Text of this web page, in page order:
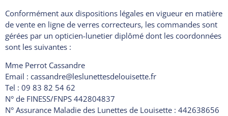
Conformément aux dispositions légales en vigueur en matière
de vente en ligne de verres correcteurs, les commandes sont
gérées par un opticien-lunetier diplômé dont les coordonnées
sont les suivantes :
Mme Perrot Cassandre
Email : cassandre@leslunettesdelouisette.fr
Tel : 09 83 82 54 62
N° de FINESS/FNPS 442804837
N° Assurance Maladie des Lunettes de Louisette : 442638656